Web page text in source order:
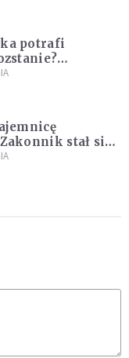
potrafi
model
stał się